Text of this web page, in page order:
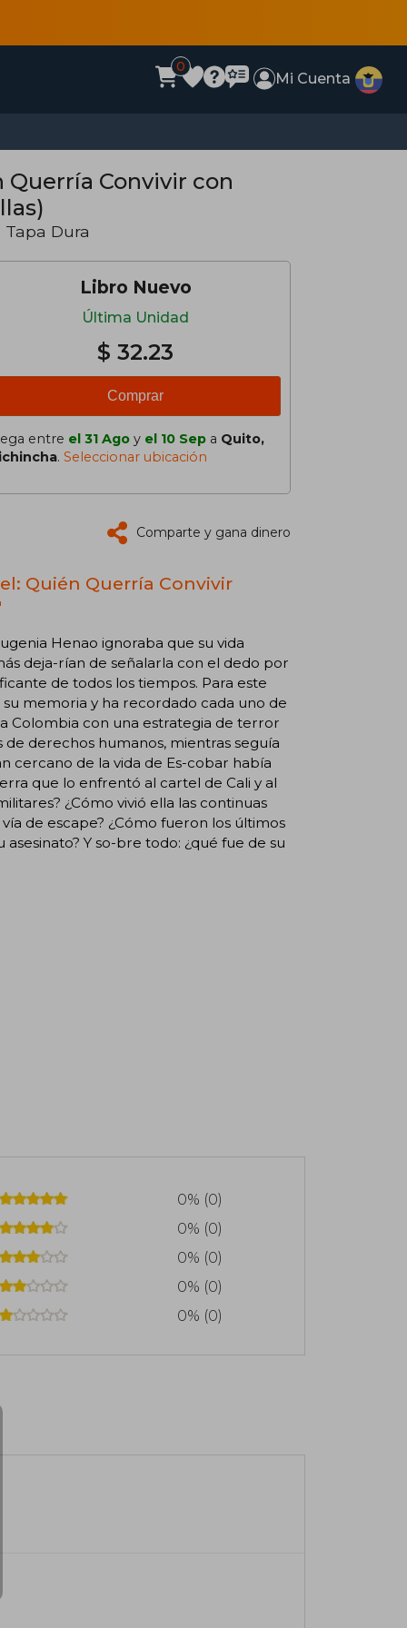
0
Mi Cuenta
· Tapa Dura
Libro Nuevo
Última Unidad
$ 32.23
Comprar
entre el 31 Ago y el 10 Sep a Quito,
. Seleccionar ubicación
Comparte y gana dinero
Quién Querría Convivir
Henao ignoraba que su vida
deja-rían de señalarla con el dedo por
de todos los tiempos. Para este
memoria y ha recordado cada uno de
Colombia con una estrategia de terror
derechos humanos, mientras seguía
cercano de la vida de Es-cobar había
que lo enfrentó al cartel de Cali y al
¿Cómo vivió ella las continuas
de escape? ¿Cómo fueron los últimos
Y so-bre todo: ¿qué fue de su
0% (0)
0% (0)
0% (0)
0% (0)
0% (0)